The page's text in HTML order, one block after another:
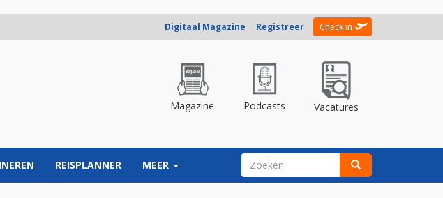
Digitaal Magazine Registreer Check in
Magazine Podcasts Vacatures
REISPLANNER MEER ZOEKVELD